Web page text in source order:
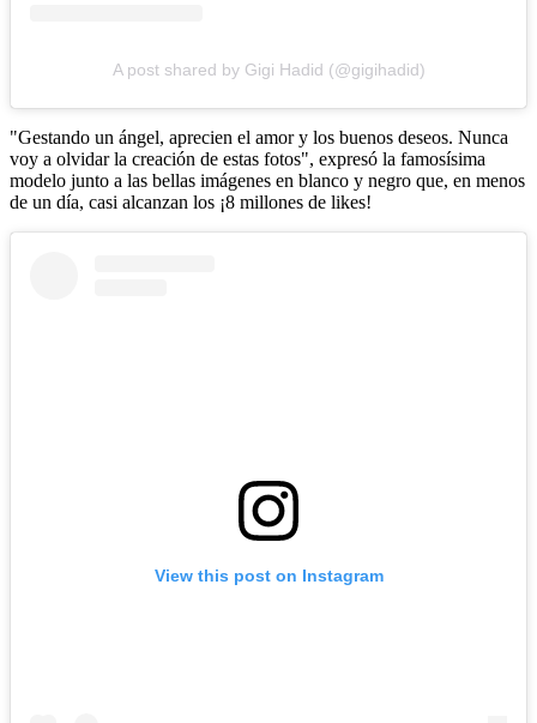
A post shared by Gigi Hadid (@gigihadid)
"Gestando un ángel, aprecien el amor y los buenos deseos. Nunca
voy a olvidar la creación de estas fotos", expresó la famosísima
modelo junto a las bellas imágenes en blanco y negro que, en menos
de un día, casi alcanzan los ¡8 millones de likes!
View this post on Instagram